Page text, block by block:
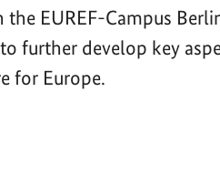
EUREF-Campus
further develop key
for Europe.